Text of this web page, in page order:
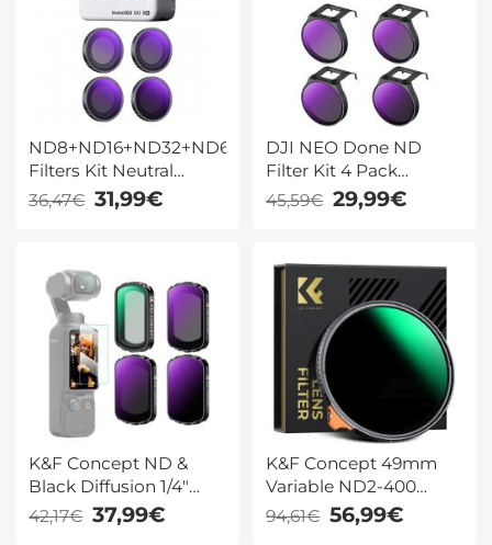
ND8+ND16+ND32+ND64
Filters Kit Neutral
Density Filter 28 Multi-
Layer Coated
Camera
36,47€ 31,99€
DJI NEO Done ND
Filter Kit 4 Pack
ND8+ND16+ND32+ND64
Neutral Density Light
Coated HD Optisch
Glas / Aluminium
Frame
45,59€ 29,99€
K&F Concept ND &
Black Diffusion 1/4"
Filterset voor DJI
42,17€ 37,99€
K&F Concept 49mm
Variable ND2-400
Filter – Ultra Lage
94,61€ 56,99€